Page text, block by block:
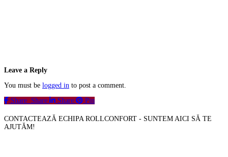
Leave a Reply
You must be logged in to post a comment.
Share Share Share Pin
CONTACTEAZĂ ECHIPA ROLLCONFORT - SUNTEM AICI SĂ TE
AJUTĂM!